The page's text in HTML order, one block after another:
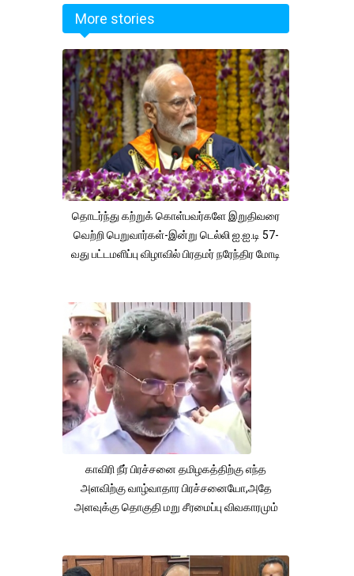
More stories
தொடர்ந்து கற்றுக் கொள்பவர்களே இறுதிவரை
வெற்றி பெறுவார்கள்-இன்று டெல்லி ஐ.ஐ.டி 57-
வது பட்டமளிப்பு விழாவில் பிரதமர் நரேந்திர மோடி
காவிரி நீர் பிரச்சனை தமிழகத்திற்கு எந்த
அளவிற்கு வாழ்வாதார பிரச்சனையோ,அதே
அளவுக்கு தொகுதி மறு சீரமைப்பு விவகாரமும்